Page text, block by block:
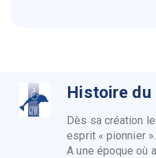
Histoire du
Dès sa création
esprit « pionnier ».
A une époque où